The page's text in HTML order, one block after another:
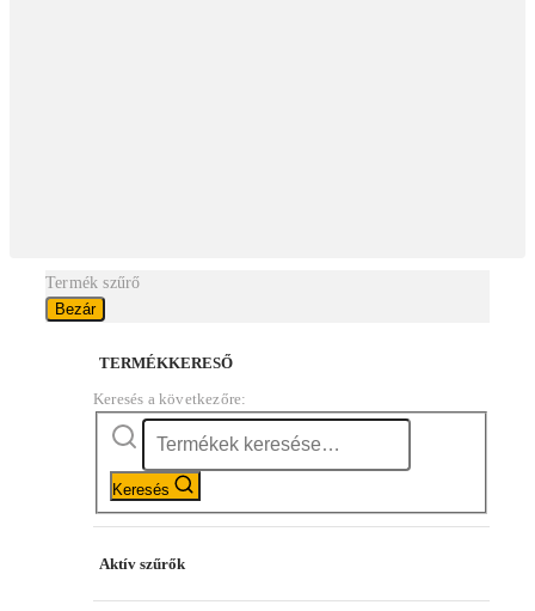
Termék szűrő
Bezár
TERMÉKKERESŐ
Keresés a következőre:
Keresés
Aktív szűrők